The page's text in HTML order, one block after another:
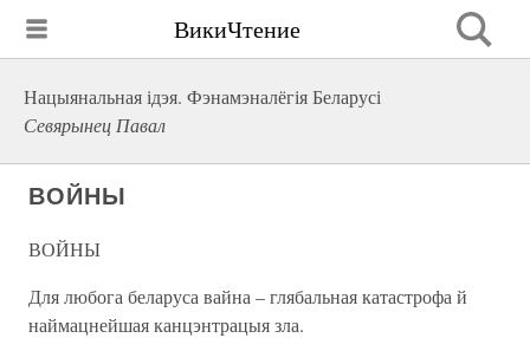
ВикиЧтение
Нацыянальная ідэя. Фэнамэналёгія Беларусі
Севярынец Павал
ВОЙНЫ
ВОЙНЫ
Для любога беларуса вайна – глябальная катастрофа й
наймацнейшая канцэнтрацыя зла.